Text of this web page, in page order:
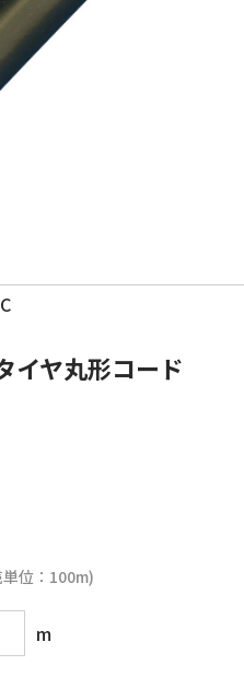
イヤ丸形コード
位：100m)
m